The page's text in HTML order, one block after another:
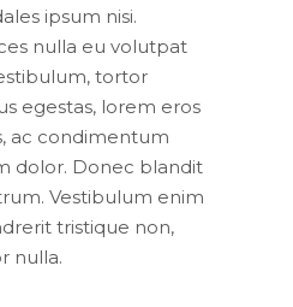
ipsum nisi.
nulla eu volutpat
tortor
egestas, lorem eros
ac condimentum
dolor. Donec blandit
Vestibulum enim
tristique non,
nulla.